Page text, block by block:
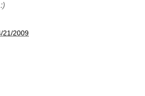
21/2009